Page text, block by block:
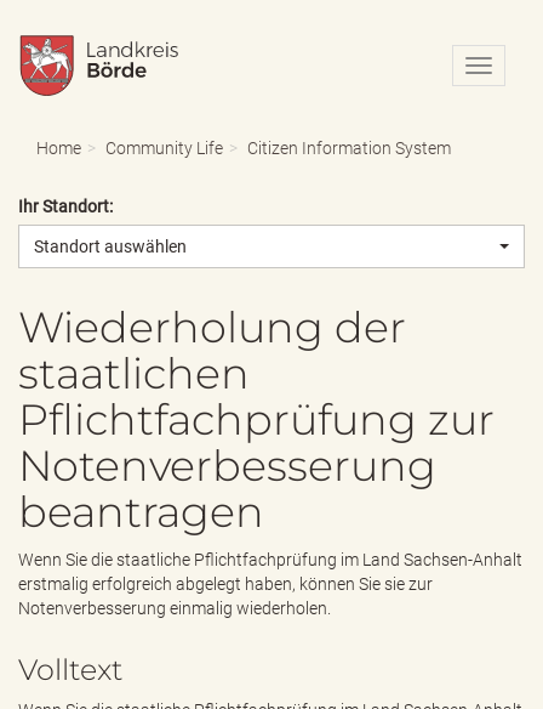
N
a
o
/
a
e
Home Community Life Citizen Information System
Ihr Standort:
Standort auswählen
Wiederholung der
staatlichen
Pflichtfachprüfung zur
Notenverbesserung
beantragen
Wenn Sie die staatliche Pflichtfachprüfung im Land Sachsen-Anhalt
erstmalig erfolgreich abgelegt haben, können Sie sie zur
Notenverbesserung einmalig wiederholen.
Volltext